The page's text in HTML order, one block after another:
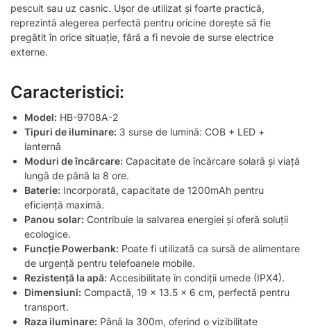
pescuit sau uz casnic. Ușor de utilizat și foarte practică,
reprezintă alegerea perfectă pentru oricine dorește să fie
pregătit în orice situație, fără a fi nevoie de surse electrice
externe.
Caracteristici:
Model: HB-9708A-2
Tipuri de iluminare: 3 surse de lumină: COB + LED +
lanternă
Moduri de încărcare: Capacitate de încărcare solară și viață
lungă de până la 8 ore.
Baterie: Incorporată, capacitate de 1200mAh pentru
eficiență maximă.
Panou solar: Contribuie la salvarea energiei și oferă soluții
ecologice.
Funcție Powerbank: Poate fi utilizată ca sursă de alimentare
de urgență pentru telefoanele mobile.
Rezistență la apă: Accesibilitate în condiții umede (IPX4).
Dimensiuni: Compactă, 19 x 13.5 x 6 cm, perfectă pentru
transport.
Raza iluminare: Până la 300m, oferind o vizibilitate